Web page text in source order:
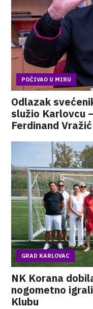
POČIVAO U MIRU
Odlazak
služio Karlovcu
Ferdinand Vražić
GRAD KARLOVAC
NK Korana
nogometno
Klubu